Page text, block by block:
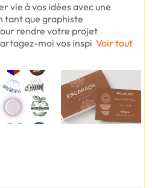
vie à vos idées avec une
tant que graphiste
rendre votre projet
moi vos inspi Voir tout